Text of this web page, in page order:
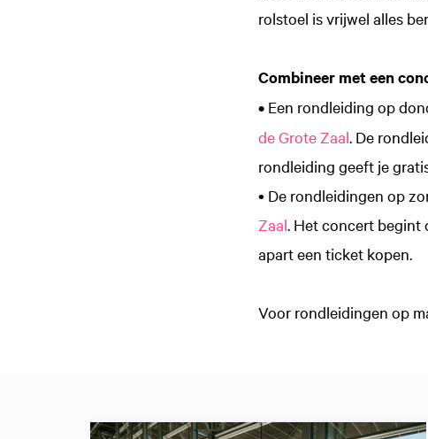
rolstoel is vrijwel alles
Combineer met een
• Een rondleiding op
de Grote Zaal. De
rondleiding geeft je
• De rondleidingen op
Zaal. Het concert begint
apart een ticket kopen.
Voor rondleidingen op